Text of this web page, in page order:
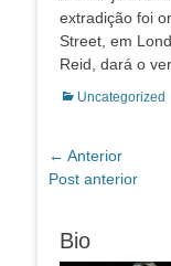
extradição foi
Street, em
Reid, dará o
Categorias:
Uncategorized
Navegação
de
← Anterior
Post
Post anterior
Bio